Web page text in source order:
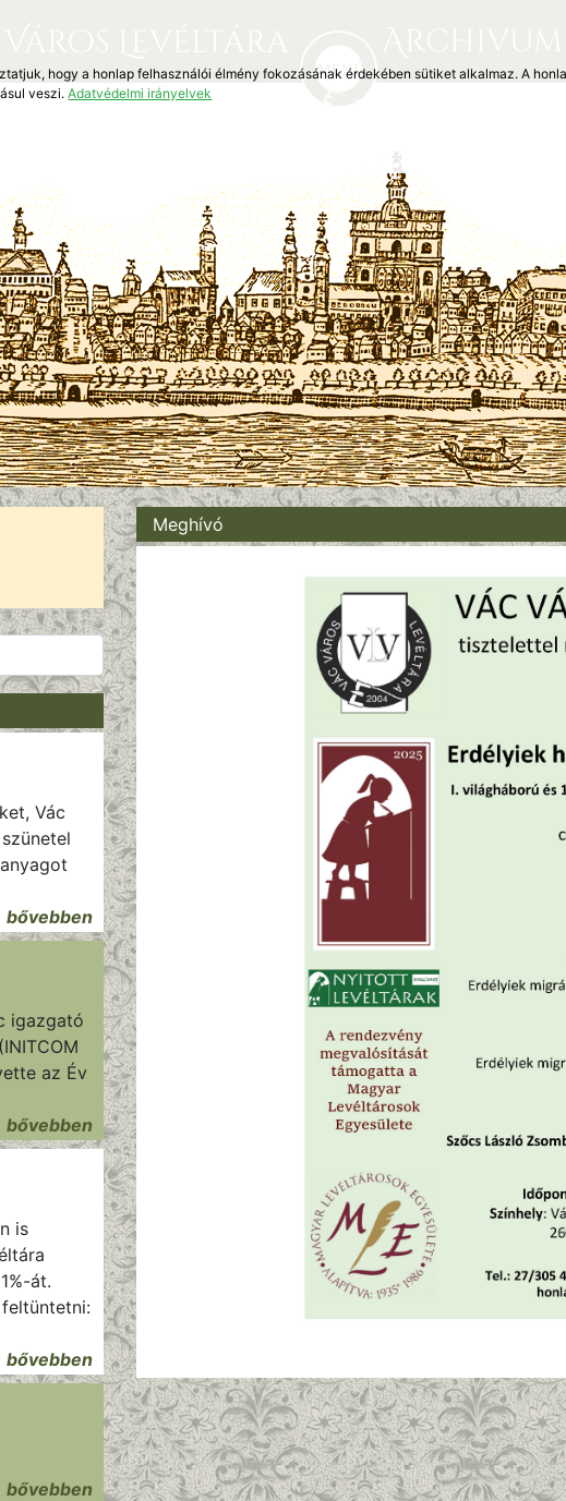
Vác
bővebben
igazgató
az Év
bővebben
is
át.
bővebben
bővebben
Meghívó
hogy a honlap felhasználói élmény fokozásának érdekében sütiket alkalmaz. A
veszi.Adatvédelmi irányelvek